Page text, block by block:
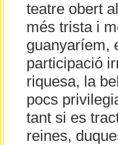
teatre obert
més trista i
guanyaríem,
participació
riquesa, la
pocs
tant si es
reines,